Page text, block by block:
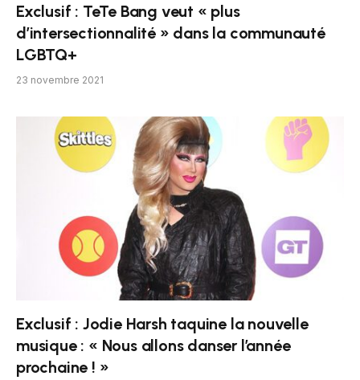
Exclusif : TeTe Bang veut « plus
d’intersectionnalité » dans la communauté
LGBTQ+
23 novembre 2021
Exclusif : Jodie Harsh taquine la nouvelle
musique : « Nous allons danser l’année
prochaine ! »